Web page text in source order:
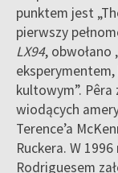
punktem jest
pierwszy
LX94, obwołano
kultowym”.
wiodących
Terence’a
Ruckera. W
Rodriguesem